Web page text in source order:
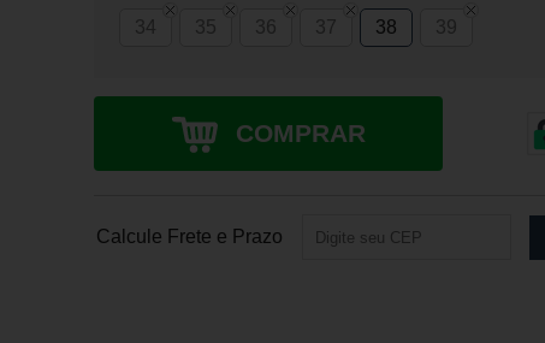
34
35 36 37 38 39
COMPRAR
Calcule Frete e Prazo